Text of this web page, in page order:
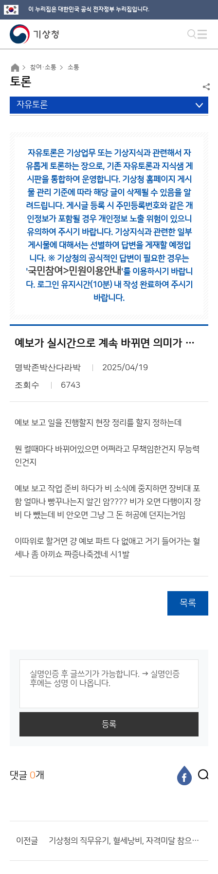
이 누리집은 대한민국 공식 전자정부 누리집입니다.
참여·소통 소통
토론
자유토론
자유토론은 기상업무 또는 기상지식과 관련해서 자
유롭게 토론하는 장으로, 기존 자유토론과 지식샘 게
시판을 통합하여 운영합니다. 기상청 홈페이지 게시
물 관리 기준에 따라 해당 글이 삭제될 수 있음을 알
려드립니다. 게시글 등록 시 주민등록번호와 같은 개
인정보가 포함될 경우 개인정보 노출 위험이 있으니
유의하여 주시기 바랍니다. 기상지식과 관련한 일부
게시물에 대해서는 선별하여 답변을 게재할 예정입
니다. ※ 기상청의 공식적인 답변이 필요한 경우는
'국민참여>민원이용안내 '를 이용하시기 바랍니
다. 로그인 유지시간(10분) 내 작성 완료하여 주시기
바랍니다.
예보가 실시간으로 계속 바뀌면 의미가 있냐????
명박존박산다라박 2025/04/19
조회수 6743
예보 보고 일을 진행할지 현장 정리를 할지 정하는데
뭔 켤때마다 바뀌어있으면 어쩌라고 무책임한건지 무능력
인건지
예보 보고 작업 준비 하다가 비 소식에 중지하면 장비대 포
함 얼마나 빵꾸나는지 알긴 암???? 비가 오면 다행이지 장
비 다 뺐는데 비 안오면 그냥 그 돈 허공에 던지는거임
이따위로 할거면 걍 예보 파트 다 없애고 거기 들어가는 혈
세나 좀 아끼쇼 짜증나죽겠네 시1발
목록
등록
댓글 0개
이전글 기상청의 직무유기, 혈세낭비, 자격미달 참으로 한심하네